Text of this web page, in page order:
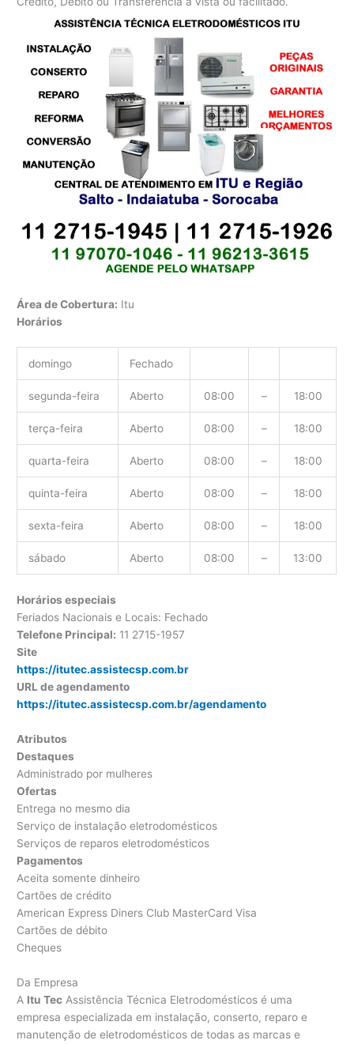
Área de Cobertura: Itu
Horários
domingo Fechado
segunda-feira Aberto 08:00 – 18:00
terça-feira Aberto 08:00 – 18:00
quarta-feira Aberto 08:00 – 18:00
quinta-feira Aberto 08:00 – 18:00
sexta-feira Aberto 08:00 – 18:00
sábado Aberto 08:00 – 13:00
Horários especiais
Feriados Nacionais e Locais: Fechado
Telefone Principal: 11 2715-1957
Site
https://itutec.assistecsp.com.br
URL de agendamento
https://itutec.assistecsp.com.br/agendamento
Atributos
Destaques
Administrado por mulheres
Ofertas
Entrega no mesmo dia
Serviço de instalação eletrodomésticos
Serviços de reparos eletrodomésticos
Pagamentos
Aceita somente dinheiro
Cartões de crédito
American Express Diners Club MasterCard Visa
Cartões de débito
Cheques
Da Empresa
A Itu Tec Assistência Técnica Eletrodomésticos é uma
empresa especializada em instalação, conserto, reparo e
manutenção de eletrodomésticos de todas as marcas e